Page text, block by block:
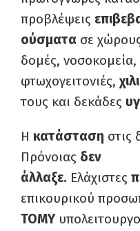
προβλέψεις
ούσματα σε
δομές,
φτωχογειτονιές,
τους και δεκάδες
Η κατάσταση στις
Πρόνοιας δεν
άλλαξε. Ελάχιστες
επικουρικού
ΤΟΜΥ